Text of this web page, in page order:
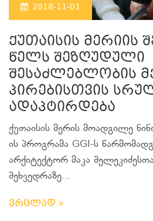
2018-11-01
ქუთაისის მერიის
წელს შეზღუდული
შესაძლებლობის
პირებისთვის
ადაპტირდება
ქუთაისის მერის მოადგილე
ის პროგრამა GGI-ს
არქიტექტორ მაკა
შეხვედრაზე...
ვრცლად